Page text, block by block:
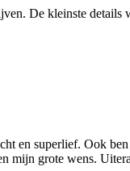
De kleinste details
en superlief. Ook
mijn grote wens.